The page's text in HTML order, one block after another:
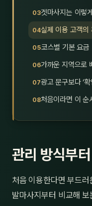
겟마사지는 이렇
실제 이용 고객의
코스별 기본 요금
가까운 지역으로
광고 문구보다 ‘
처음이라면 이 순
관리 방식부
처음 이용한다면 부드
발마사지부터 비교해